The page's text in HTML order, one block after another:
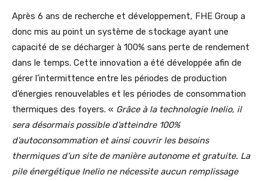
Après 6 ans de recherche et développement, FHE Group a
donc mis au point un système de stockage ayant une
capacité de se décharger à 100% sans perte de rendement
dans le temps. Cette innovation a été développée afin de
gérer l’intermittence entre les périodes de production
d’énergies renouvelables et les périodes de consommation
thermiques des foyers. « Grâce à la technologie Inelio, il
sera désormais possible d’atteindre 100%
d’autoconsommation et ainsi couvrir les besoins
thermiques d’un site de manière autonome et gratuite. La
pile énergétique Inelio ne nécessite aucun remplissage